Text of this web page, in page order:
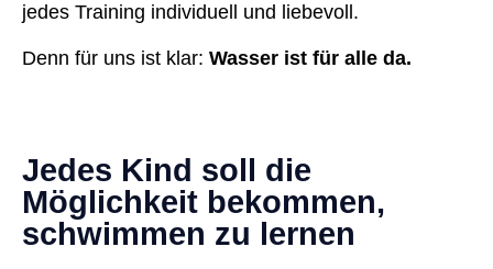
jedes Training individuell und liebevoll.
Denn für uns ist klar: Wasser ist für alle da.
Jedes Kind soll die
Möglichkeit bekommen,
schwimmen zu lernen